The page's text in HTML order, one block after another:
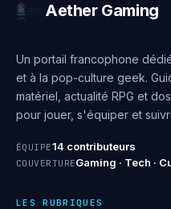
Aether Gaming
Un portail francophone
et à la pop-culture geek.
matériel, actualité RPG et
pour jouer, s'équiper et
ÉQUIPE14 contributeurs
COUVERTUREGaming · Tech ·
LES RUBRIQUES